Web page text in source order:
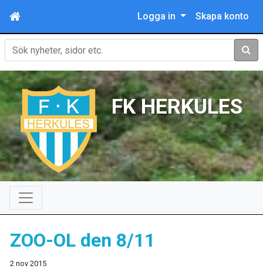
Logga in Skapa konto
Sök
FK HERKULES
ZOO-OL den 8/11
2 nov 2015